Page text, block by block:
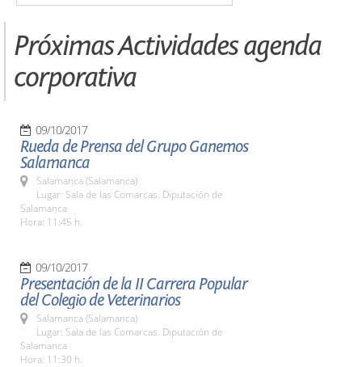
Próximas Actividades agenda
corporativa
09/10/2017
Rueda de Prensa del Grupo Ganemos
Salamanca
Salamanca (Salamanca)
Lugar: Sala de las Comarcas. Diputación de
Salamanca
Hora: 11:45 h.
09/10/2017
Presentación de la II Carrera Popular
del Colegio de Veterinarios
Salamanca (Salamanca)
Lugar: Sala de las Comarcas. Diputación de
Salamanca
Hora: 11:30 h.